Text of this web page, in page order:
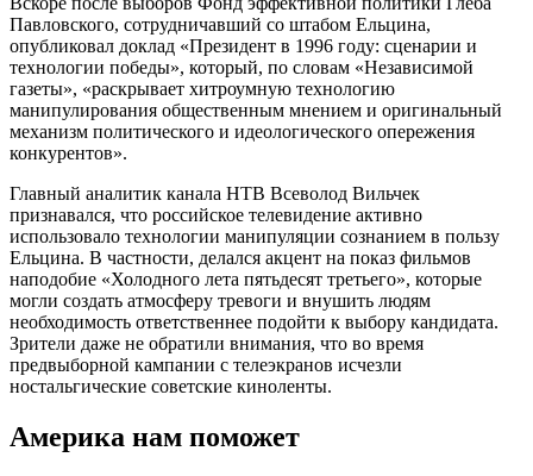
Павловского, сотрудничавший со штабом Ельцина,
опубликовал доклад «Президент в 1996 году: сценарии и
технологии победы», который, по словам «Независимой
газеты», «раскрывает хитроумную технологию
манипулирования общественным мнением и оригинальный
механизм политического и идеологического опережения
конкурентов».
Главный аналитик канала НТВ Всеволод Вильчек
признавался, что российское телевидение активно
использовало технологии манипуляции сознанием в пользу
Ельцина. В частности, делался акцент на показ фильмов
наподобие «Холодного лета пятьдесят третьего», которые
могли создать атмосферу тревоги и внушить людям
необходимость ответственнее подойти к выбору кандидата.
Зрители даже не обратили внимания, что во время
предвыборной кампании с телеэкранов исчезли
ностальгические советские киноленты.
Америка нам поможет